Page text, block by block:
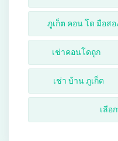
ภูเก็ต คอน โด มือสอ
เช่าคอนโดถูก
เช่า บ้าน ภูเก็ต
เลือ